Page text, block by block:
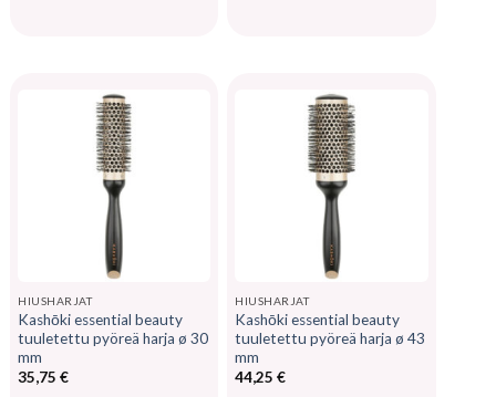
HIUSHARJAT
Kashōki essential beauty
tuuletettu pyöreä harja ø 30
mm
35,75 €
HIUSHARJAT
Kashōki essential beauty
tuuletettu pyöreä harja ø 43
mm
44,25€